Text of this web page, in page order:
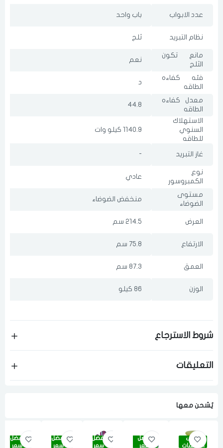
عدد الابواب باب واحد
نظام التبريد ثلج
مانع تكون
الثلج
نعم
فئه كفاءه
الطاقه
د
معدل كفاءه
الطاقه
44.8
الاستهلاك
السنوي
للطاقه
1140.9 كيلو وات
غاز التبريد -
نوع
الكمبروسور
عادي
مستوى
الضوضاء
منخفض الضوضاء
العرض 214.5 سم
الارتفاع 75.8 سم
العمق 87.3 سم
الوزن 86 كيلو
شروط الاسترجاع
التعليقات
يٌشحن معها
أقوى
الصفقات
أفضل
سعر
أفضل
سعر
أفضل
سعر
أفضل
سعر